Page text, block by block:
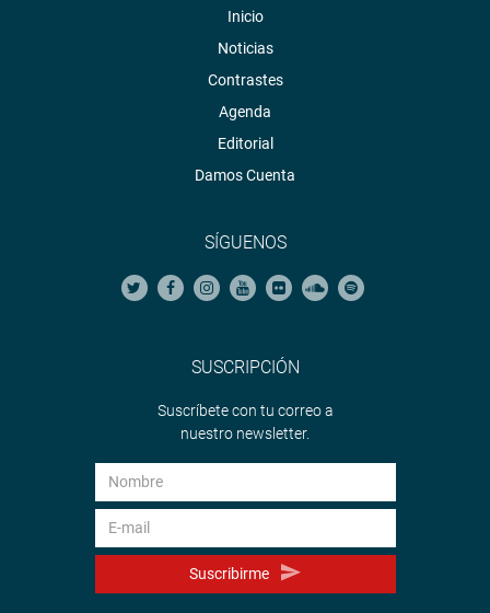
Inicio
Noticias
Contrastes
Agenda
Editorial
Damos Cuenta
SÍGUENOS
SUSCRIPCIÓN
Suscríbete con tu correo a
nuestro newsletter.
Suscribirme